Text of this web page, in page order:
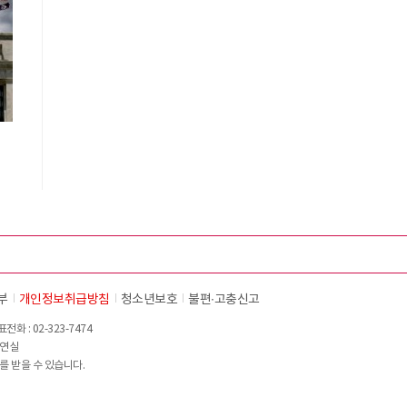
개인정보취급방침 청소년보호 불편∙고충신고
전화 : 02-323-7474
실
받을 수 있습니다.